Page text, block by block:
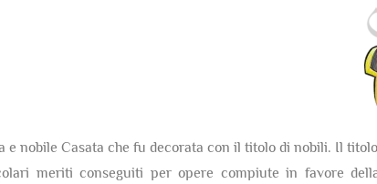
e nobile Casata che fu decorata con il titolo di nobili. Il
meriti conseguiti per opere compiute in favore